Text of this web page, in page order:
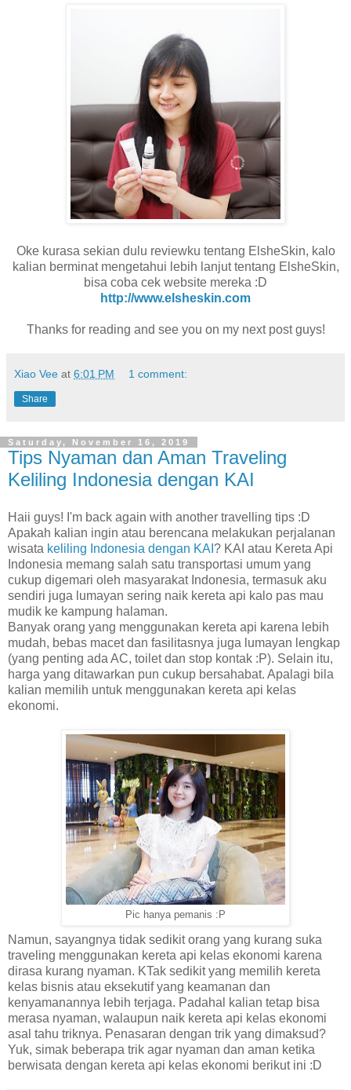
Oke kurasa sekian dulu reviewku tentang ElsheSkin, kalo
kalian berminat mengetahui lebih lanjut tentang ElsheSkin,
bisa coba cek website mereka :D
http://www.elsheskin.com
Thanks for reading and see you on my next post guys!
Xiao Vee at 6:01 PM 1 comment:
Share
Saturday, November 16, 2019
Tips Nyaman dan Aman Traveling
Keliling Indonesia dengan KAI
Haii guys! I'm back again with another travelling tips :D
Apakah kalian ingin atau berencana melakukan perjalanan
wisata keliling Indonesia dengan KAI ? KAI atau Kereta Api
Indonesia memang salah satu transportasi umum yang
cukup digemari oleh masyarakat Indonesia, termasuk aku
sendiri juga lumayan sering naik kereta api kalo pas mau
mudik ke kampung halaman.
Banyak orang yang menggunakan kereta api karena lebih
mudah, bebas macet dan fasilitasnya juga lumayan lengkap
(yang penting ada AC, toilet dan stop kontak :P). Selain itu,
harga yang ditawarkan pun cukup bersahabat. Apalagi bila
kalian memilih untuk menggunakan kereta api kelas
ekonomi.
Pic hanya pemanis :P
Namun, sayangnya tidak sedikit orang yang kurang suka
traveling menggunakan kereta api kelas ekonomi karena
dirasa kurang nyaman. KTak sedikit yang memilih kereta
kelas bisnis atau eksekutif yang keamanan dan
kenyamanannya lebih terjaga. Padahal kalian tetap bisa
merasa nyaman, walaupun naik kereta api kelas ekonomi
asal tahu triknya. Penasaran dengan trik yang dimaksud?
Yuk, simak beberapa trik agar nyaman dan aman ketika
berwisata dengan kereta api kelas ekonomi berikut ini :D